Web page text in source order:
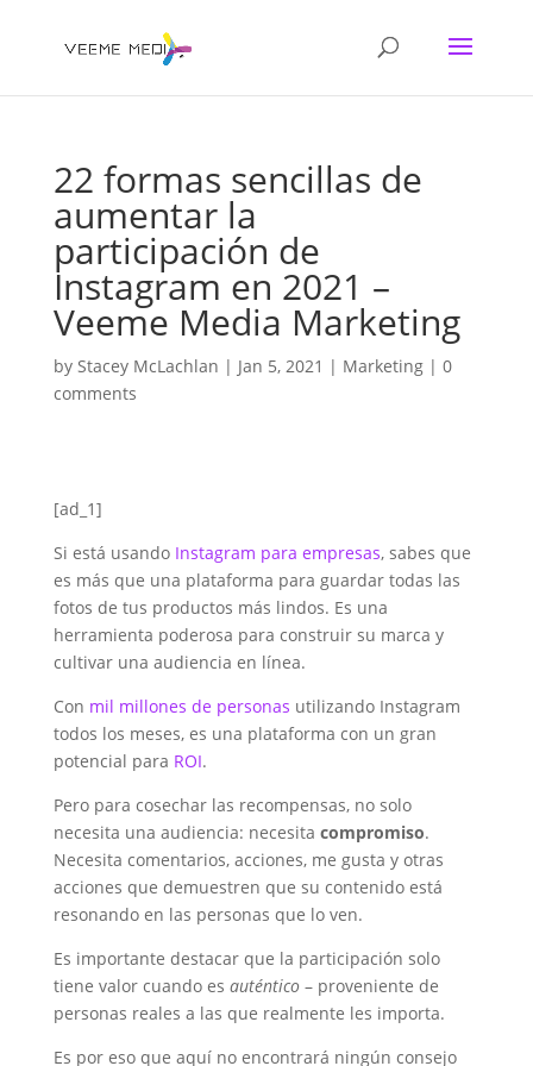
22 formas sencillas de
aumentar la
participación de
Instagram en 2021 –
Veeme Media Marketing
by Stacey McLachlan | Jan 5, 2021 | Marketing| 0
comments
[ad_1]
Si está usando Instagram para empresas, sabes que
es más que una plataforma para guardar todas las
fotos de tus productos más lindos. Es una
herramienta poderosa para construir su marca y
cultivar una audiencia en línea.
Con mil millones de personas utilizando Instagram
todos los meses, es una plataforma con un gran
potencial para ROI.
Pero para cosechar las recompensas, no solo
necesita una audiencia: necesita compromiso.
Necesita comentarios, acciones, me gusta y otras
acciones que demuestren que su contenido está
resonando en las personas que lo ven.
Es importante destacar que la participación solo
tiene valor cuando es auténtico– proveniente de
personas reales a las que realmente les importa.
Es por eso que aquí no encontrará ningún consejo